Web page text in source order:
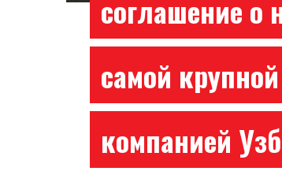
соглашение о
самой
компанией